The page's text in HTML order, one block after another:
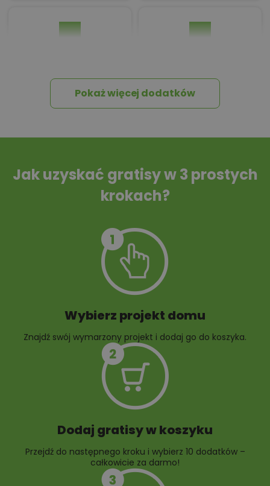
ścieków
10 projektów małej
10 projektów rabat
Pokaż więcej dodatków
Jak uzyskać gratisy w 3 prostych
krokach?
Wybierz projekt domu
Znajdź swój wymarzony projekt i dodaj go do koszyka.
Dodaj gratisy w koszyku
Przejdź do następnego kroku i wybierz 10 dodatków –
całkowicie za darmo!